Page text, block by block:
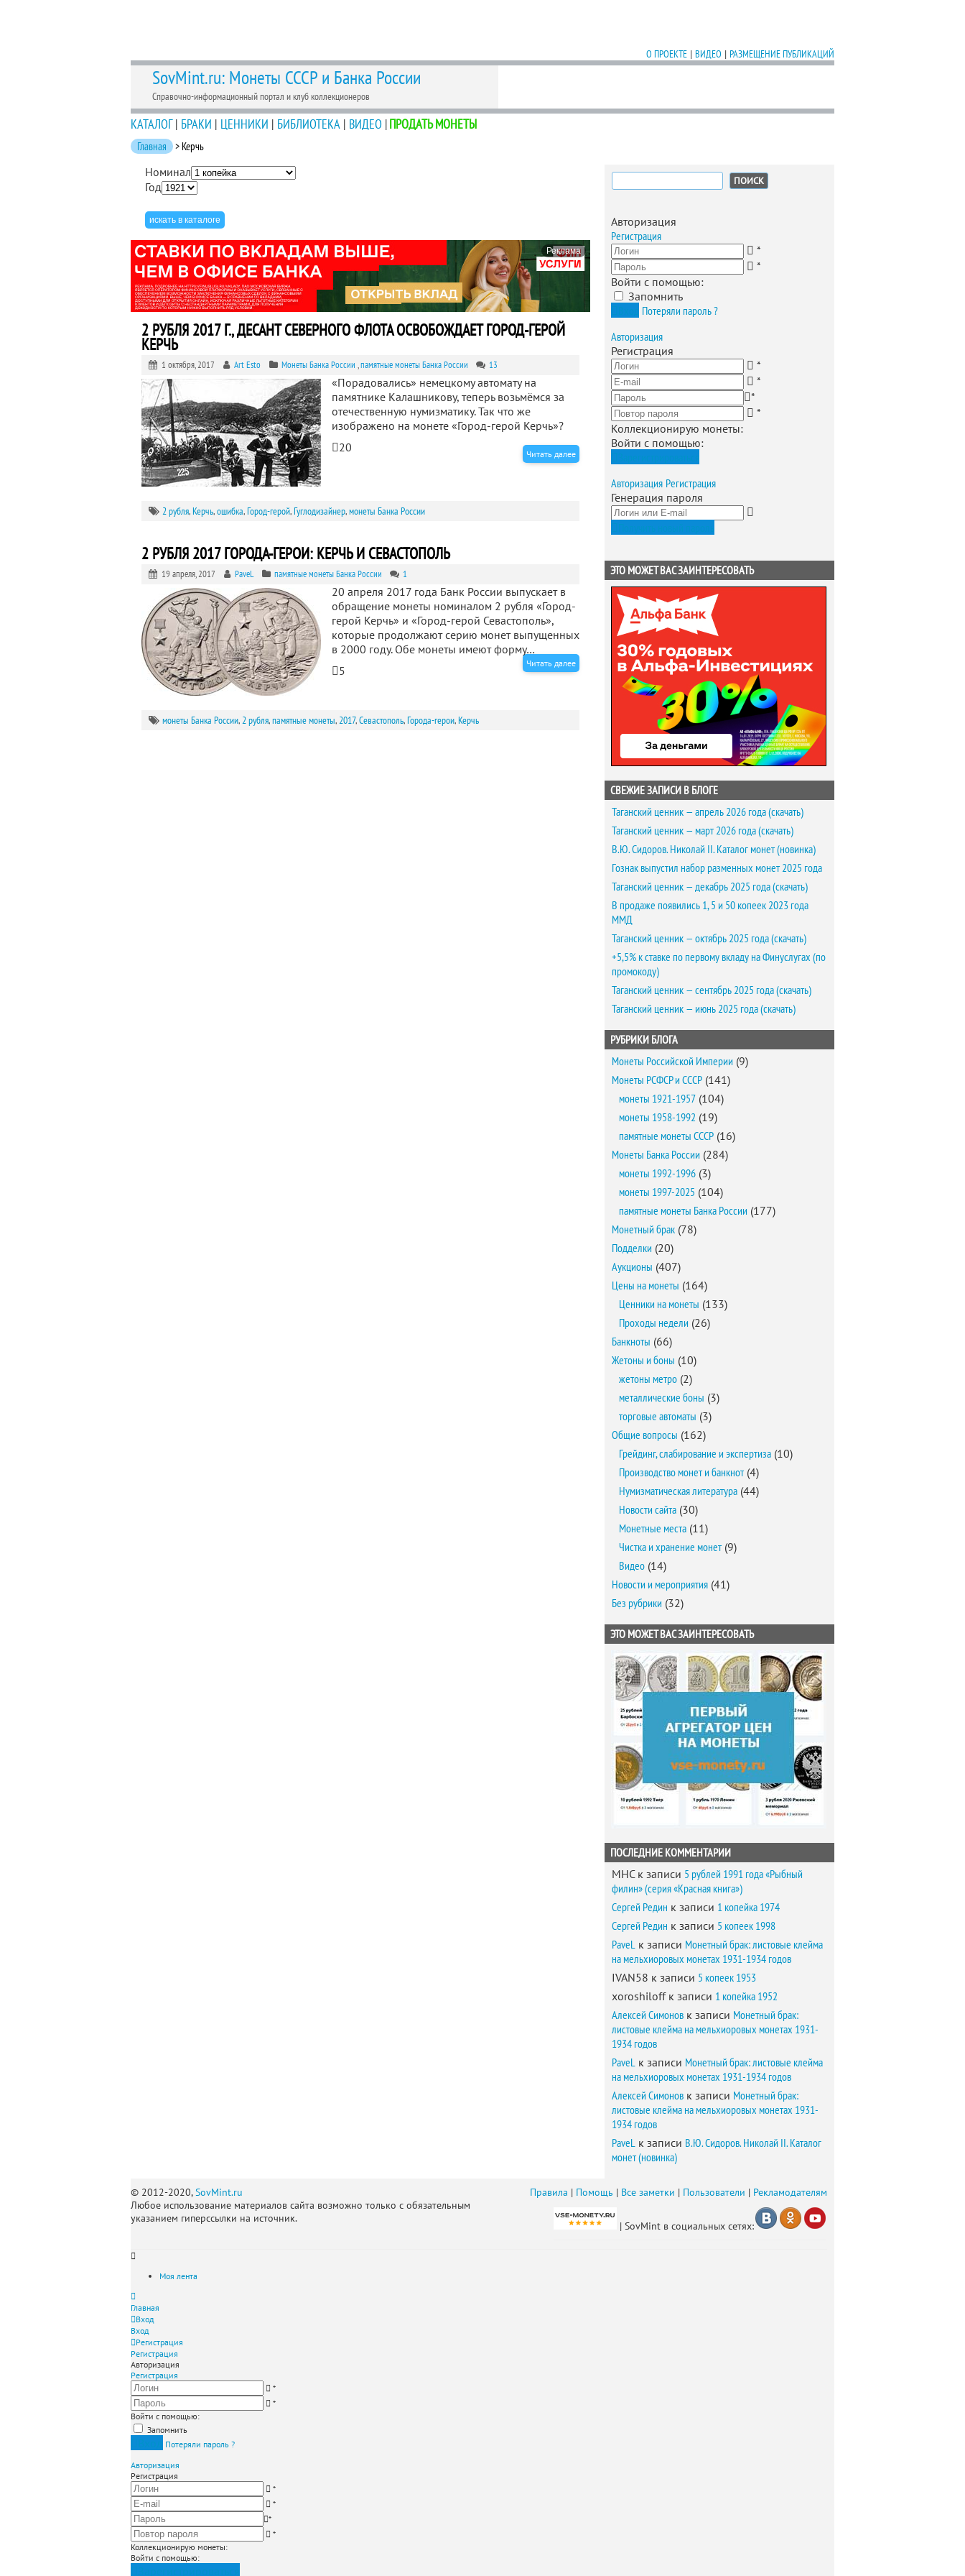
О ПРОЕКТЕ | ВИДЕО | РАЗМЕЩЕНИЕ ПУБЛИКАЦИЙ
SovMint.ru: Монеты СССР и Банка России
Справочно-информационный портал и клуб коллекционеров
КАТАЛОГ| БРАКИ | ЦЕННИКИ | БИБЛИОТЕКА | ВИДЕО |ПРОДАТЬ МОНЕТЫ
Главная > Керчь
Номинал
Год
Реклама
2 РУБЛЯ 2017 Г., ДЕСАНТ СЕВЕРНОГО ФЛОТА ОСВОБОЖДАЕТ ГОРОД-ГЕРОЙ
КЕРЧЬ
1 октября, 2017 Art Esto Монеты Банка России ,памятные монеты Банка России 13
«Порадовались» немецкому автомату на
памятнике Калашникову, теперь возьмёмся за
отечественную нумизматику. Так что же
изображено на монете «Город-герой Керчь»?
20
Читать далее
2 рубля,Керчь,ошибка,Город-герой,Гуглодизайнер,монеты Банка России
2 РУБЛЯ 2017 ГОРОДА-ГЕРОИ: КЕРЧЬ И СЕВАСТОПОЛЬ
19 апреля, 2017 PaveL памятные монеты Банка России 1
20 апреля 2017 года Банк России выпускает в
обращение монеты номиналом 2 рубля «Город-
герой Керчь» и «Город-герой Севастополь»,
которые продолжают серию монет выпущенных
в 2000 году. Обе монеты имеют форму…
5
Читать далее
монеты Банка России,2 рубля,памятные монеты,2017,Севастополь,Города-герои,Керчь
Найти:
Авторизация
Регистрация
*
*
Войти с помощью:
Запомнить
Потеряли пароль ?
Авторизация
Регистрация
*
*
*
*
Коллекционирую монеты:
Войти с помощью:
Авторизация Регистрация
Генерация пароля
ЭТО МОЖЕТ ВАС ЗАИНТЕРЕСОВАТЬ
СВЕЖИЕ ЗАПИСИ В БЛОГЕ
Таганский ценник — апрель 2026 года (скачать)
Таганский ценник — март 2026 года (скачать)
В.Ю. Сидоров. Николай II. Каталог монет (новинка)
Гознак выпустил набор разменных монет 2025 года
Таганский ценник — декабрь 2025 года (скачать)
В продаже появились 1, 5 и 50 копеек 2023 года
ММД
Таганский ценник — октябрь 2025 года (скачать)
+5,5% к ставке по первому вкладу на Финуслугах (по
промокоду)
Таганский ценник — сентябрь 2025 года (скачать)
Таганский ценник — июнь 2025 года (скачать)
РУБРИКИ БЛОГА
Монеты Российской Империи (9)
Монеты РСФСР и СССР (141)
монеты 1921-1957 (104)
монеты 1958-1992 (19)
памятные монеты СССР (16)
Монеты Банка России (284)
монеты 1992-1996 (3)
монеты 1997-2025 (104)
памятные монеты Банка России (177)
Монетный брак (78)
Подделки (20)
Аукционы (407)
Цены на монеты (164)
Ценники на монеты (133)
Проходы недели (26)
Банкноты (66)
Жетоны и боны (10)
жетоны метро (2)
металлические боны (3)
торговые автоматы (3)
Общие вопросы (162)
Грейдинг, слабирование и экспертиза (10)
Производство монет и банкнот(4)
Нумизматическая литература (44)
Новости сайта (30)
Монетные места (11)
Чистка и хранение монет(9)
Видео (14)
Новости и мероприятия (41)
Без рубрики (32)
ЭТО МОЖЕТ ВАС ЗАИНТЕРЕСОВАТЬ
ПОСЛЕДНИЕ КОММЕНТАРИИ
MHCк записи 5 рублей 1991 года «Рыбный
филин» (серия «Красная книга»)
Сергей Редин к записи 1 копейка 1974
Сергей Редин к записи 5 копеек 1998
PaveL к записи Монетный брак: листовые клейма
на мельхиоровых монетах 1931-1934 годов
IVAN58 к записи 5 копеек 1953
xoroshiloffк записи 1 копейка 1952
Алексей Симонов к записи Монетный брак:
листовые клейма на мельхиоровых монетах 1931-
1934 годов
PaveL к записи Монетный брак: листовые клейма
на мельхиоровых монетах 1931-1934 годов
Алексей Симонов к записи Монетный брак:
листовые клейма на мельхиоровых монетах 1931-
1934 годов
PaveL к записи В.Ю. Сидоров. Николай II. Каталог
монет (новинка)
© 2012-2020,SovMint.ru
Любое использование материалов сайта возможно только с обязательным
указанием гиперссылки на источник.
Правила | Помощь | Все заметки | Пользователи | Рекламодателям
| SovMint в социальных сетях:
Моя лента
Главная
Вход
Вход
Регистрация
Регистрация
Авторизация
Регистрация
*
*
Войти с помощью:
Запомнить
Потеряли пароль ?
Авторизация
Регистрация
*
*
*
*
Коллекционирую монеты:
Войти с помощью: